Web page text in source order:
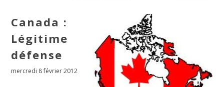
Canada :
Légitime
défense
mercredi 8 février 2012